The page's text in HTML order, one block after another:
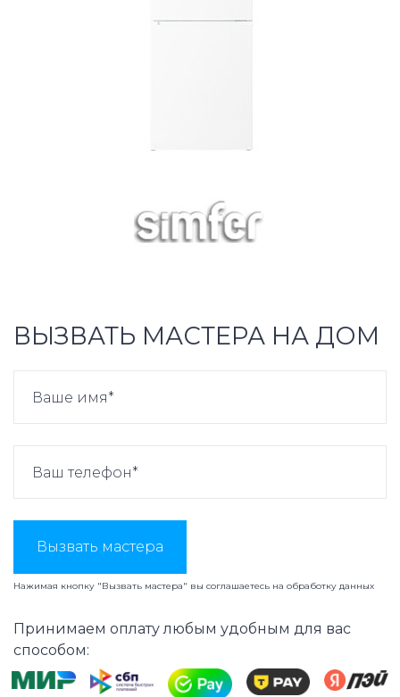
ВЫЗВАТЬ МАСТЕРА НА ДОМ
Вызвать мастера
Нажимая кнопку "Вызвать мастера" вы соглашаетесь на обработку данных
Принимаем оплату любым удобным для вас
способом: